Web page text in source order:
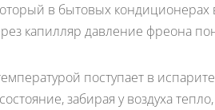
в бытовых кондиционерах
капилляр давление фреона
поступает в
забирая у воздуха тепло,